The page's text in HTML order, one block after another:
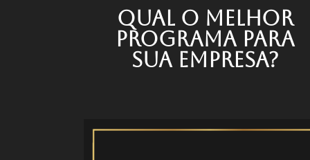
Qual o melhor
programa para
sua empresa?